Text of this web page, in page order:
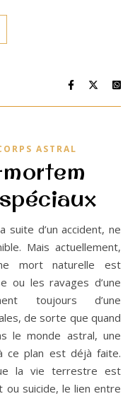
ASTRAL
Mais actuellement,
mort naturelle est
ou les ravages d’une
toujours d’une
de sorte que quand
le monde astral, une
ce plan est déjà faite.
la vie terrestre est
suicide, le lien entre